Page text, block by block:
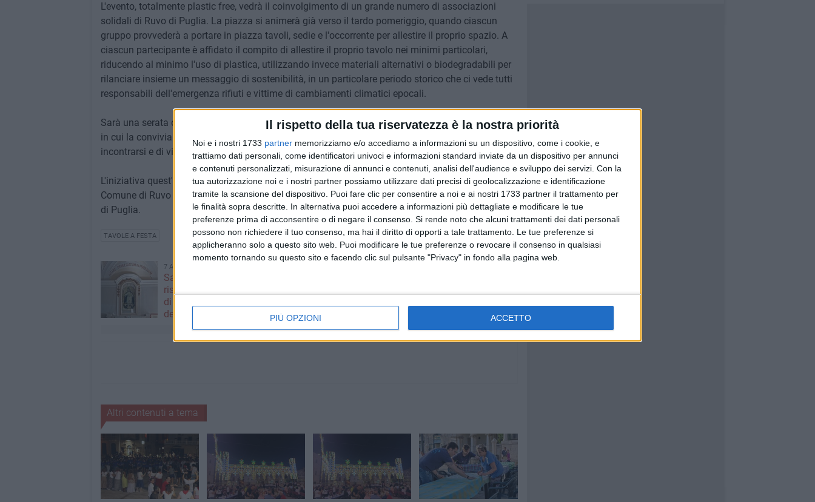
Il rispetto della tua riservatezza è la nostra priorità
Noi e i nostri 1733 partner memorizziamo e/o accediamo a informazioni su un dispositivo, come i cookie, e
trattiamo dati personali, come identificatori univoci e informazioni standard inviate da un dispositivo per annunci
e contenuti personalizzati, misurazione di annunci e contenuti, analisi dell'audience e sviluppo dei servizi. Con la
tua autorizzazione noi e i nostri partner possiamo utilizzare dati precisi di geolocalizzazione e identificazione
tramite la scansione del dispositivo. Puoi fare clic per consentire a noi e ai nostri 1733 partner il trattamento per
le finalità sopra descritte. In alternativa puoi accedere a informazioni più dettagliate e modificare le tue
preferenze prima di acconsentire o di negare il consenso. Si rende noto che alcuni trattamenti dei dati personali
possono non richiedere il tuo consenso, ma hai il diritto di opporti a tale trattamento. Le tue preferenze si
applicheranno solo a questo sito web. Puoi modificare le tue preferenze o revocare il consenso in qualsiasi
momento tornando su questo sito e facendo clic sul pulsante "Privacy" in fondo alla pagina web.
PIÙ OPZIONI ACCETTO
L'evento, totalmente plastic free, vedrà il coinvolgimento di un grande numero di associazioni
solidali di Ruvo di Puglia. La piazza si animerà già verso il tardo pomeriggio, quando ciascun
gruppo provvederà a portare in piazza tavoli, sedie e l'occorrente per allestire il proprio spazio. A
ciascun partecipante è affidato il compito di allestire il proprio tavolo nei minimi particolari,
riducendo al minimo l'uso di plastica, utilizzando invece materiali alternativi o biodegradabili per
rilanciare insieme un messaggio di sostenibilità, in un particolare periodo storico che ci vede tutti
responsabili dell'emergenza rifiuti e vittime di cambiamenti climatici epocali.
Sarà una serata diversa e speciale, un'occasione per raccontarsi, ascoltarsi, seduti fianco a fianco,
in cui la convivialità delle differenze si farà metafora della vita, riscoprendo così il piacere di
incontrarsi e di vivere la città, in modalità e forme innovative che coinvolgono tutti.
L'iniziativa quest'anno è stata adottata da Un mondo di bene 2.0 APS ed è patrocinata dal
Comune di Ruvo di Puglia, dalla rete Ruvo Solidale in LINEA Comune e dalla Pro Loco UNPLI Ruvo
di Puglia.
TAVOLE A FESTA
7 AGOSTO 2026
Santa Filomena torna a
risplendere ai Cappuccini: Ruvo
di Puglia riabbraccia un’antica
devozione
Altri contenuti a tema